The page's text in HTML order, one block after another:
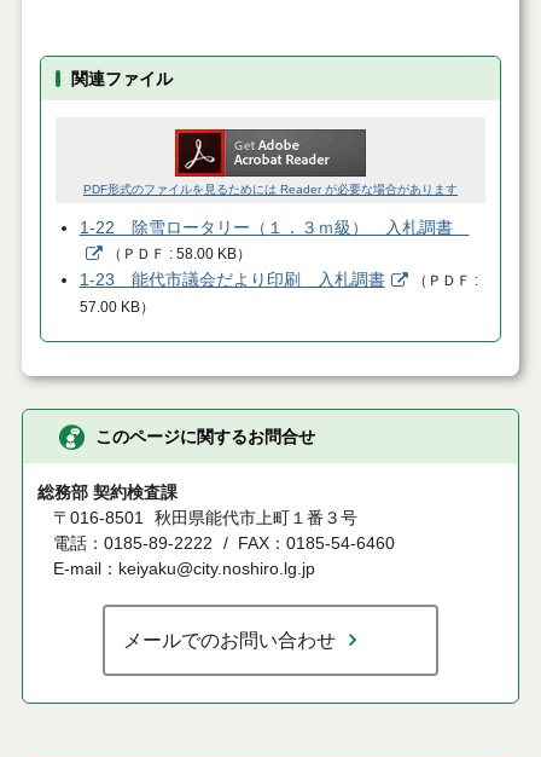
関連ファイル
PDF形式のファイルを見るためには Reader が必要な場合があります
1-22 除雪ロータリー（１．３ｍ級） 入札調書
（ ＰＤＦ 58.00 KB）
1-23 能代市議会だより印刷 入札調書 （ ＰＤＦ
57.00 KB）
このページに関するお問合せ
総務部 契約検査課
〒016-8501 秋田県能代市上町１番３号
電話：0185-89-2222
FAX：0185-54-6460
E-mail：keiyaku@city.noshiro.lg.jp
メールでのお問い合わせ